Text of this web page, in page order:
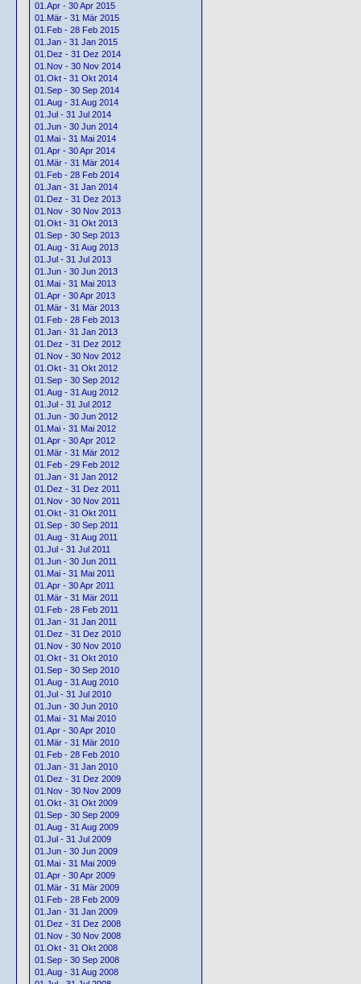
01.Apr - 30 Apr 2015
01.Mär - 31 Mär 2015
01.Feb - 28 Feb 2015
01.Jan - 31 Jan 2015
01.Dez - 31 Dez 2014
01.Nov - 30 Nov 2014
01.Okt - 31 Okt 2014
01.Sep - 30 Sep 2014
01.Aug - 31 Aug 2014
01.Jul - 31 Jul 2014
01.Jun - 30 Jun 2014
01.Mai - 31 Mai 2014
01.Apr - 30 Apr 2014
01.Mär - 31 Mär 2014
01.Feb - 28 Feb 2014
01.Jan - 31 Jan 2014
01.Dez - 31 Dez 2013
01.Nov - 30 Nov 2013
01.Okt - 31 Okt 2013
01.Sep - 30 Sep 2013
01.Aug - 31 Aug 2013
01.Jul - 31 Jul 2013
01.Jun - 30 Jun 2013
01.Mai - 31 Mai 2013
01.Apr - 30 Apr 2013
01.Mär - 31 Mär 2013
01.Feb - 28 Feb 2013
01.Jan - 31 Jan 2013
01.Dez - 31 Dez 2012
01.Nov - 30 Nov 2012
01.Okt - 31 Okt 2012
01.Sep - 30 Sep 2012
01.Aug - 31 Aug 2012
01.Jul - 31 Jul 2012
01.Jun - 30 Jun 2012
01.Mai - 31 Mai 2012
01.Apr - 30 Apr 2012
01.Mär - 31 Mär 2012
01.Feb - 29 Feb 2012
01.Jan - 31 Jan 2012
01.Dez - 31 Dez 2011
01.Nov - 30 Nov 2011
01.Okt - 31 Okt 2011
01.Sep - 30 Sep 2011
01.Aug - 31 Aug 2011
01.Jul - 31 Jul 2011
01.Jun - 30 Jun 2011
01.Mai - 31 Mai 2011
01.Apr - 30 Apr 2011
01.Mär - 31 Mär 2011
01.Feb - 28 Feb 2011
01.Jan - 31 Jan 2011
01.Dez - 31 Dez 2010
01.Nov - 30 Nov 2010
01.Okt - 31 Okt 2010
01.Sep - 30 Sep 2010
01.Aug - 31 Aug 2010
01.Jul - 31 Jul 2010
01.Jun - 30 Jun 2010
01.Mai - 31 Mai 2010
01.Apr - 30 Apr 2010
01.Mär - 31 Mär 2010
01.Feb - 28 Feb 2010
01.Jan - 31 Jan 2010
01.Dez - 31 Dez 2009
01.Nov - 30 Nov 2009
01.Okt - 31 Okt 2009
01.Sep - 30 Sep 2009
01.Aug - 31 Aug 2009
01.Jul - 31 Jul 2009
01.Jun - 30 Jun 2009
01.Mai - 31 Mai 2009
01.Apr - 30 Apr 2009
01.Mär - 31 Mär 2009
01.Feb - 28 Feb 2009
01.Jan - 31 Jan 2009
01.Dez - 31 Dez 2008
01.Nov - 30 Nov 2008
01.Okt - 31 Okt 2008
01.Sep - 30 Sep 2008
01.Aug - 31 Aug 2008